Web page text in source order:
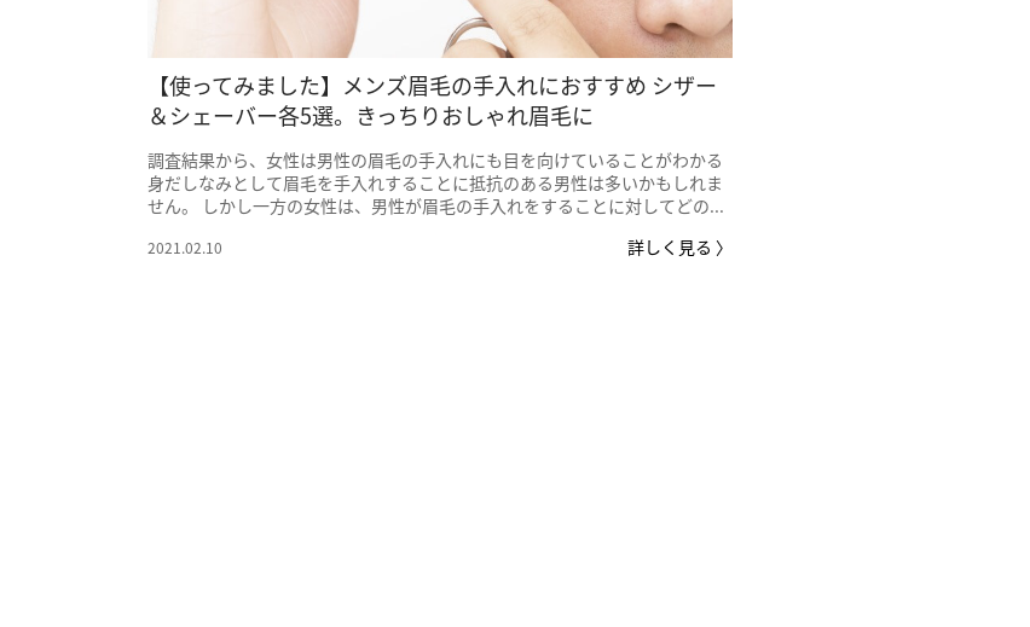
【使ってみました】メンズ眉毛の手入れにおすすめ シザー
＆シェーバー各5選。きっちりおしゃれ眉毛に
調査結果から、女性は男性の眉毛の手入れにも目を向けていることがわかる
身だしなみとして眉毛を手入れすることに抵抗のある男性は多いかもしれま
せん。 しかし一方の女性は、男性が眉毛の手入れをすることに対してどの...
2021.02.10 詳しく見る 〉